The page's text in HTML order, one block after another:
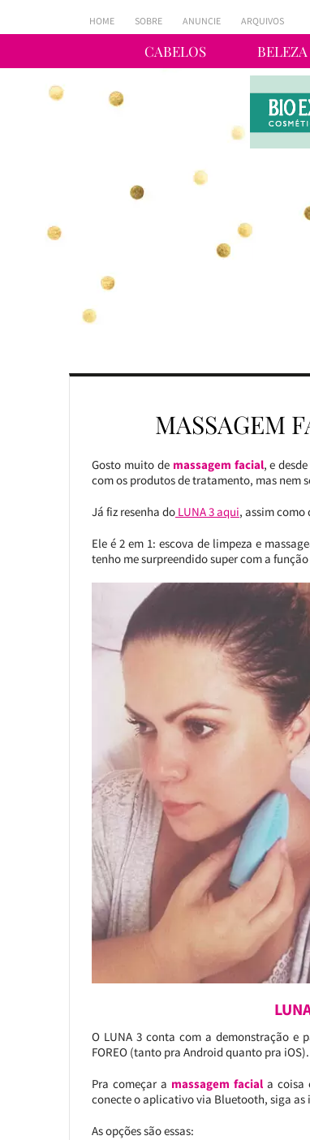
CABELOS BELEZA
HOME SOBRE ANUNCIE ARQUIVOS
MASSAGEM
Gosto muito de massagem facial, e
com os produtos de tratamento, mas nem
Já fiz resenha doLUNA 3 aqui, assim como
Ele é 2 em 1: escova de limpeza e
tenho me surpreendido super com a
O LUNA 3 conta com a demonstração e
FOREO (tanto pra Android quanto pra iOS).
Pra começar a massagem facial a coisa
conecte o aplicativo via Bluetooth, siga as
As opções são essas: